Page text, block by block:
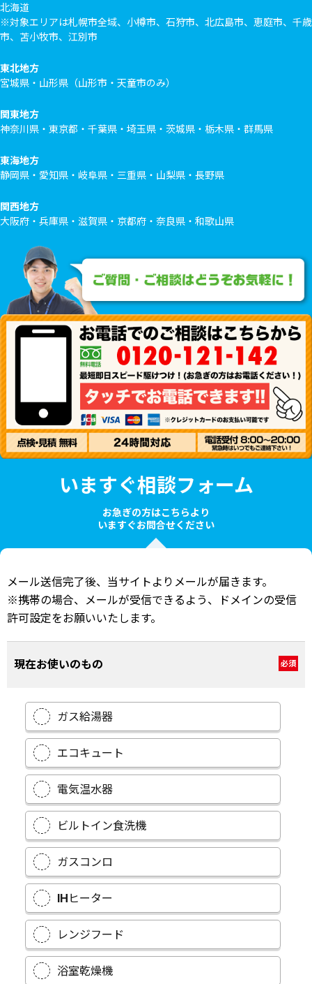
北海道
※対象エリアは札幌市全域、小樽市、石狩市、北広島市、恵庭市、千歳
市、苫小牧市、江別市
東北地方
宮城県・山形県（山形市・天童市のみ）
関東地方
神奈川県・東京都・千葉県・埼玉県・茨城県・栃木県・群馬県
東海地方
静岡県・愛知県・岐阜県・三重県・山梨県・長野県
関西地方
大阪府・兵庫県・滋賀県・京都府・奈良県・和歌山県
いますぐ相談フォーム
お急ぎの方はこちらより
いますぐお問合せください
メール送信完了後、当サイトよりメールが届きます。
※携帯の場合、メールが受信できるよう、ドメインの受信
許可設定をお願いいたします。
現在お使いのもの 必須
ガス給湯器
エコキュート
電気温水器
ビルトイン食洗機
ガスコンロ
IHヒーター
レンジフード
浴室乾燥機